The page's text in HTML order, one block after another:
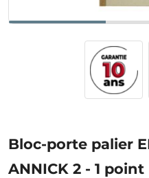
Bloc-porte palier
ANNICK 2 - 1 point